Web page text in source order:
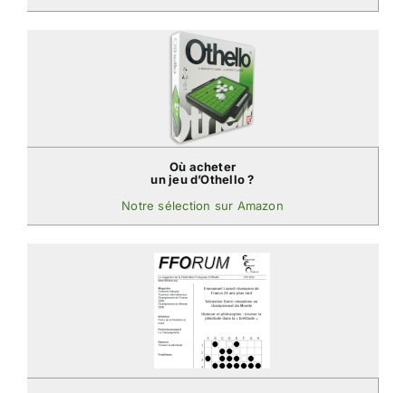
Où acheter
un jeu d’Othello ?
Notre sélection sur Amazon